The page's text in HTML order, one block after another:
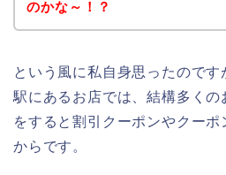
のかな～！？
という風に私自身思ったので
駅にあるお店では、結構多く
をすると割引クーポンやクーポ
からです。